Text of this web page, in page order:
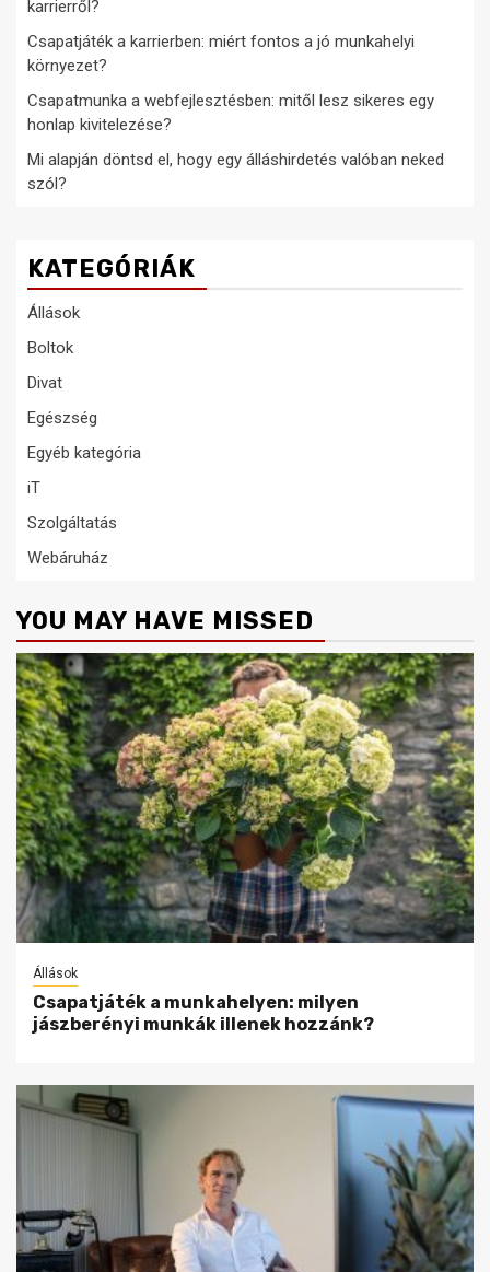
karrierről?
Csapatjáték a karrierben: miért fontos a jó munkahelyi
környezet?
Csapatmunka a webfejlesztésben: mitől lesz sikeres egy
honlap kivitelezése?
Mi alapján döntsd el, hogy egy álláshirdetés valóban neked
szól?
KATEGÓRIÁK
Állások
Boltok
Divat
Egészség
Egyéb kategória
iT
Szolgáltatás
Webáruház
YOU MAY HAVE MISSED
Állások
Csapatjáték a munkahelyen: milyen
jászberényi munkák illenek hozzánk?